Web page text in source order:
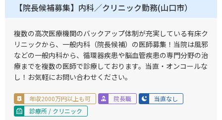
【院長候補募集】内科／クリニック勤務(山口市）
複数の高次医療機関のバックアップ体制が充実している有床ク
リニックから、一般内科（院長候補）の医師募集！当院は風邪
などの一般内科から、循環器疾患や脳血管疾患の専門分野の治
療までを複数の医師で診療しております。当直・オンコールな
し！お気軽にお問い合わせください。
年収2000万円以上も可 院長職
当直なし
診療所 / クリニック